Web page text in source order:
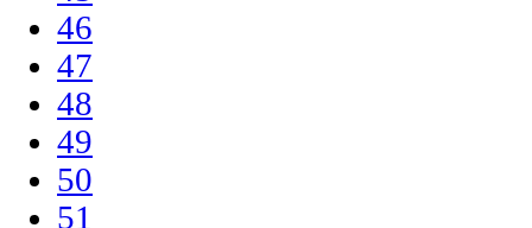
46
47
48
49
50
51